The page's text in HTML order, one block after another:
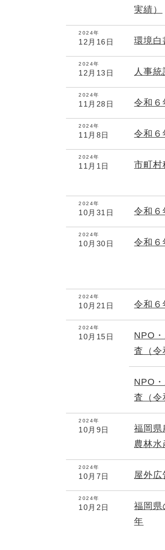
実績）
2024年
12月16日 環境
2024年
12月13日 人事
2024年
11月28日 令和６
2024年
11月8日 令和６
2024年
11月1日 市町
2024年
10月31日 令和６
2024年
10月30日 令和６
2024年
10月21日 令和
2024年
10月15日
NPO
査（令
NPO
査（令
2024年
10月9日
福岡
農林水
2024年
10月7日 屋外広
2024年
10月2日
福岡
年